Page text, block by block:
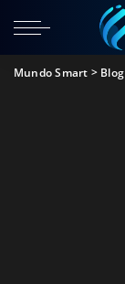
Mundo Smart > Blog